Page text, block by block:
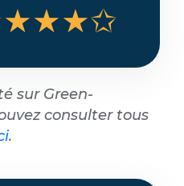
sur Green-
consulter tous
.